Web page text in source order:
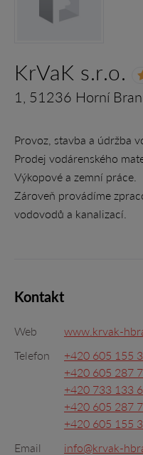
KrVaK s.r.o.
1, 51236 Horní
Provoz, stavba a údržba
Prodej vodárenského
Výkopové a zemní práce.
Zároveň provádíme
vodovodů a kanalizací.
Kontakt
Web
www.krvak-
Telefon
+420 605 155
+420 605 287
+420 733 133
+420 605 287
+420 605 155
Email
info@krvak-